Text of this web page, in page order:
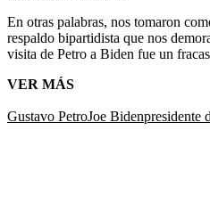
En otras palabras, nos tomaron
respaldo bipartidista que nos
visita de Petro a Biden fue un
VER MÁS
Gustavo PetroJoe Bidenpresidente